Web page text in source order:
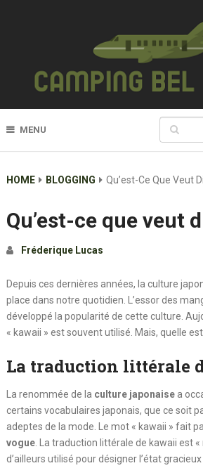
MENU
HOME BLOGGING Qu’est-Ce Que Veut
Qu’est-ce que veut
Fréderique Lucas
Depuis ces dernières années, la culture
place dans notre quotidien. L’essor des
développé la popularité de cette culture.
« kawaii » est souvent utilisé. Mais, quelle
La traduction littérale
La renommée de la culture japonaisea
certains vocabulaires japonais, que ce soit
adeptes de la mode. Le mot « kawaii » fait
vogue. La traduction littérale de kawaii est «
d’ailleurs utilisé pour désigner l’état gracieux